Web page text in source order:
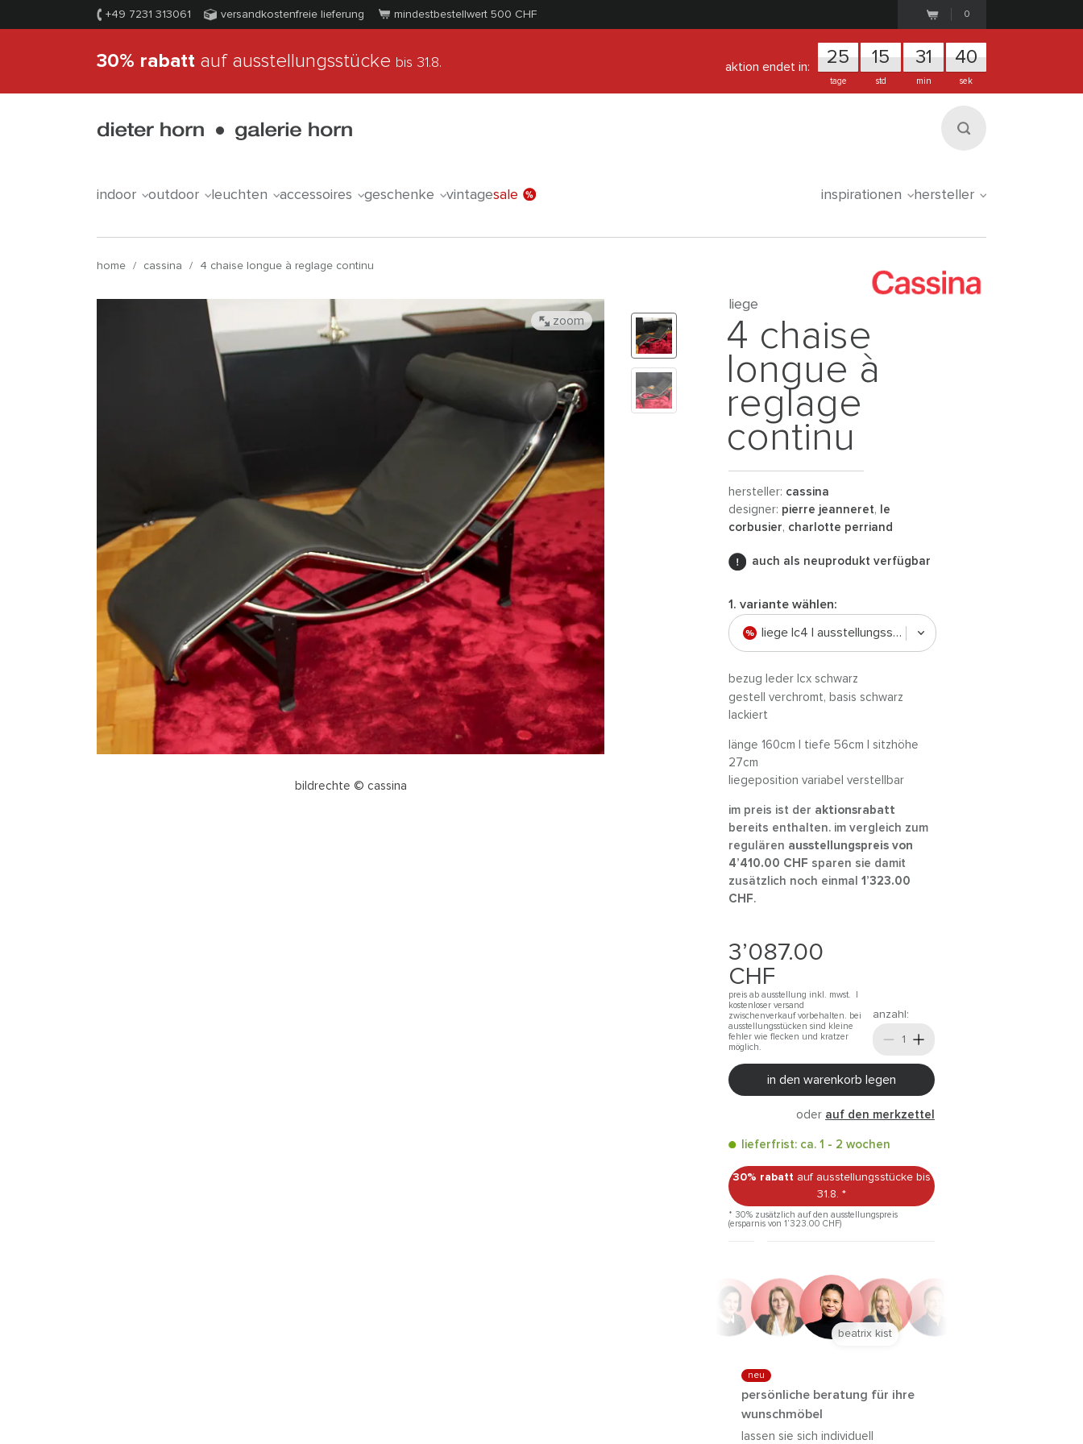
+49 7231 313061 versandkostenfreie lieferung mindestbestellwert 500 CHF 0
30% rabatt auf ausstellungsstücke bis 31.8. aktion endet in: 25
tage
15
std
31
min
39
sek
indoor outdoor leuchten accessoires geschenke vintagesale inspirationen hersteller
home / cassina / 4 chaise longue à reglage continu
bildrechte © cassina
zoom
liege
4 chaise
longue à
reglage
continu
hersteller: cassina
designer: pierre jeanneret,
le
corbusier, charlotte perriand
auch als neuprodukt verfügbar
1. variante wählen:
liege lc4 | ausstellungsstück (leder schwarz)
bezug leder lcx schwarz
gestell verchromt, basis schwarz
lackiert
länge 160cm | tiefe 56cm | sitzhöhe
27cm
liegeposition variabel verstellbar
im preis ist der aktionsrabatt
bereits enthalten. im vergleich zum
regulären ausstellungspreis von
4’410.00 CHF sparen sie damit
zusätzlich noch einmal 1’323.00
CHF.
3’087.00
CHF
preis ab ausstellung inkl. mwst. |
kostenloser versand
zwischenverkauf vorbehalten. bei
ausstellungsstücken sind kleine
fehler wie flecken und kratzer
möglich.
anzahl:
in den warenkorb legen
oder auf den merkzettel
lieferfrist: ca. 1 - 2 wochen
30% rabatt auf ausstellungsstücke bis
31.8. *
* 30% zusätzlich auf den ausstellungspreis
(ersparnis von 1’323.00 CHF)
neu
persönliche beratung für ihre
wunschmöbel
lassen sie sich individuell
anna trautz